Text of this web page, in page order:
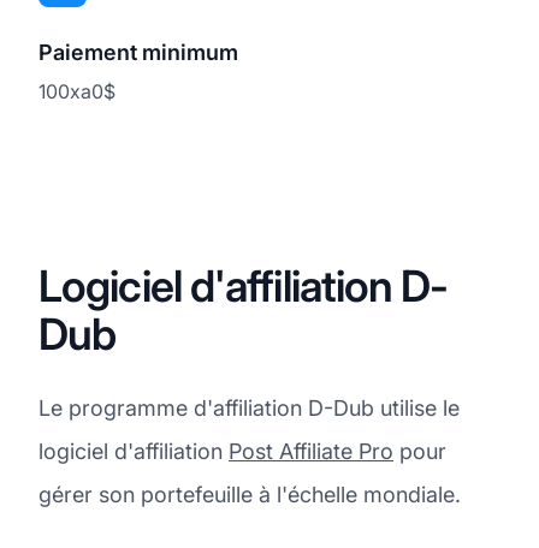
Paiement minimum
100xa0$
Logiciel d'affiliation D-
Dub
Le programme d'affiliation D-Dub utilise le
logiciel d'affiliation Post Affiliate Pro pour
gérer son portefeuille à l'échelle mondiale.